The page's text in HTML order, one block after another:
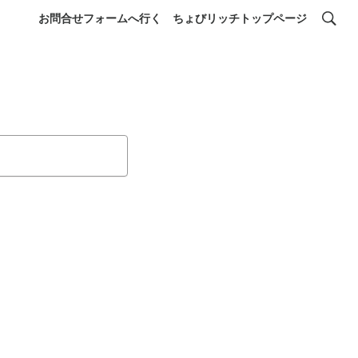
お問合せフォームへ行く ちょびリッチトップページ